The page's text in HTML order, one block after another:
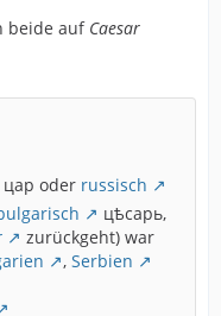
beide auf Caesar
цар oder russisch
цѣсарь,
zurückgeht) war
, Serbien